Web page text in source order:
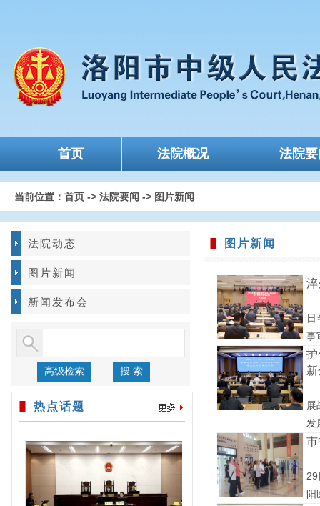
首页 法院概况 法院
当前位置： 首页 -> 法院要闻 -> 图片新闻
法院动态
图片新闻
新闻发布会
高级检索 搜 索
热点话题
图片新闻
日
事
护
展
发
市
阳